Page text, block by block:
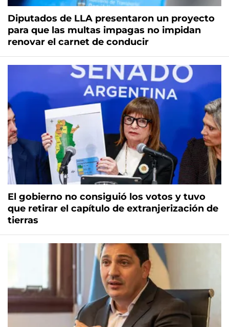
Diputados de LLA presentaron un proyecto
para que las multas impagas no impidan
renovar el carnet de conducir
El gobierno no consiguió los votos y tuvo
que retirar el capítulo de extranjerización de
tierras